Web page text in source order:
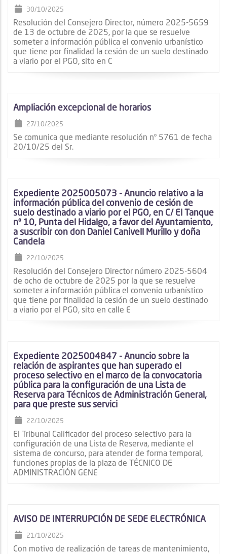
30/10/2025
Resolución del Consejero Director, número 2025-5659
de 13 de octubre de 2025, por la que se resuelve
someter a información pública el convenio urbanístico
que tiene por finalidad la cesión de un suelo destinado
a viario por el PGO, sito en C
Ampliación excepcional de horarios
27/10/2025
Se comunica que mediante resolución nº 5761 de fecha
20/10/25 del Sr.
Expediente 2025005073 - Anuncio relativo a la
información pública del convenio de cesión de
suelo destinado a viario por el PGO, en C/ El Tanque
nº 10, Punta del Hidalgo, a favor del Ayuntamiento,
a suscribir con don Daniel Canivell Murillo y doña
Candela
22/10/2025
Resolución del Consejero Director número 2025-5604
de ocho de octubre de 2025 por la que se resuelve
someter a información pública el convenio urbanístico
que tiene por finalidad la cesión de un suelo destinado
a viario por el PGO, sito en calle E
Expediente 2025004847 - Anuncio sobre la
relación de aspirantes que han superado el
proceso selectivo en el marco de la convocatoria
pública para la configuración de una Lista de
Reserva para Técnicos de Administración General,
para que preste sus servici
22/10/2025
El Tribunal Calificador del proceso selectivo para la
configuración de una Lista de Reserva, mediante el
sistema de concurso, para atender de forma temporal,
funciones propias de la plaza de TÉCNICO DE
ADMINISTRACIÓN GENE
AVISO DE INTERRUPCIÓN DE SEDE ELECTRÓNICA
21/10/2025
Con motivo de realización de tareas de mantenimiento,